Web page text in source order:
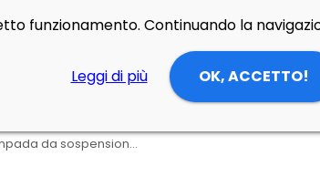
Lampada da sospensione Buds 3 led dimmerabile di Foscarini in vetro soffiato a bocca
funzionamento. Continuando la
Leggi di più OK, ACCETTO!